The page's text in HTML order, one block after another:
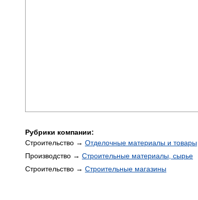
Рубрики компании:
Строительство → Отделочные материалы и товары
Производство → Строительные материалы, сырье
Строительство → Строительные магазины